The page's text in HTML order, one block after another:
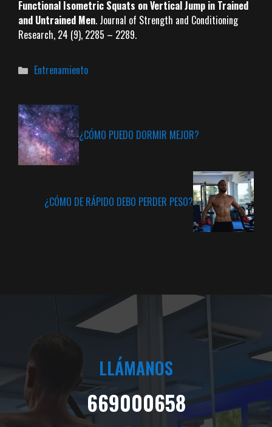
Functional Isometric Squats on Vertical Jump in Trained
and Untrained Men. Journal of Strength and Conditioning
Research, 24 (9), 2285 – 2289.
Categorías
Entrenamiento
¿CÓMO PUEDO DORMIR MEJOR?
¿CÓMO DE RÁPIDO DEBO PERDER PESO?
LLÁMANOS
669000658